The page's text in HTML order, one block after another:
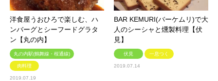
洋食屋うおひろで楽しむ、ハ
ンバーグとシーフードグラタ
ン【丸の内】
丸の内駅(鶴舞線・桜通線)
肉料理
2019.07.19
BAR KEMURI(バーケムリ)で大
人のシーシャと燻製料理【伏
見】
伏見 一息つく
2019.07.14